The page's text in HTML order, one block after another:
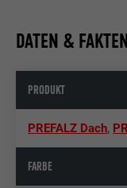
DATEN &
PRODUKT
PREFALZ Dach,
FARBE